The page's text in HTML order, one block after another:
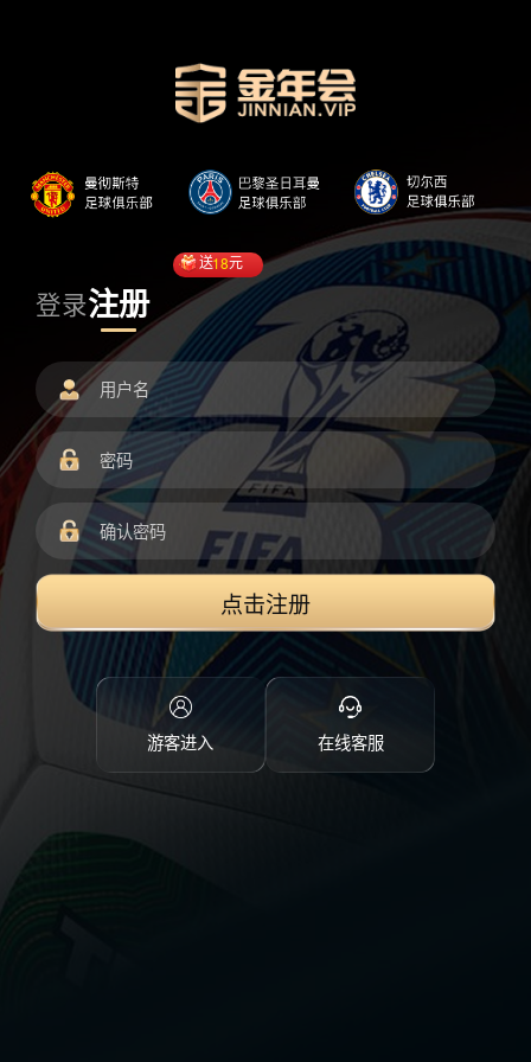
登录注册
送18元
点击注册
游客进入 在线客服